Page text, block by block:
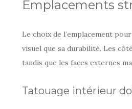
Emplacements
Le choix de l’emplacement
visuel que sa durabilité. Les
tandis que les faces externes
Tatouage intérieur